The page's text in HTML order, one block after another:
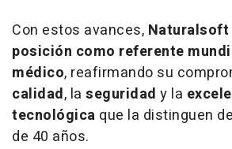
Con estos avances,
posición como referente
médico, reafirmando su
calidad, la seguridad y la
tecnológica que la distinguen
de 40 años.